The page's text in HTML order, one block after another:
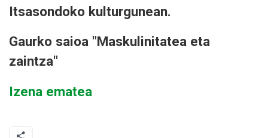
Itsasondoko kulturgunean.
Gaurko saioa "Maskulinitatea eta
zaintza"
Izena ematea